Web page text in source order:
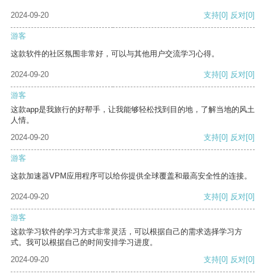
2024-09-20 支持[0] 反对[0]
游客
这款软件的社区氛围非常好，可以与其他用户交流学习心得。
2024-09-20 支持[0] 反对[0]
游客
这款app是我旅行的好帮手，让我能够轻松找到目的地，了解当地的风土
人情。
2024-09-20
支持[0] 反对[0]
游客
这款加速器VPM应用程序可以给你提供全球覆盖和最高安全性的连接。
2024-09-20 支持[0] 反对[0]
游客
这款学习软件的学习方式非常灵活，可以根据自己的需求选择学习方
式。我可以根据自己的时间安排学习进度。
2024-09-20
支持[0] 反对[0]